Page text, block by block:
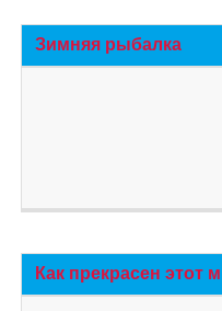
Зимняя рыбалка
Как прекрасен этот